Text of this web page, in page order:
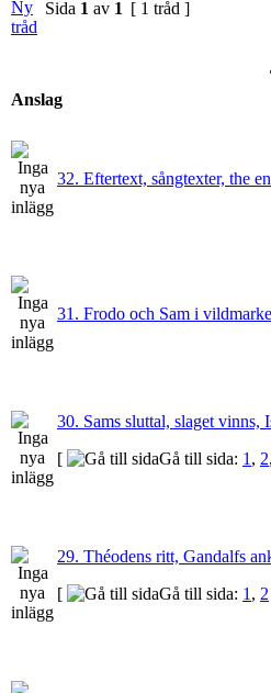
Sida 1 av 1 [ 1 tråd ]
Anslag
32. Eftertext, sångtexter, the
31. Frodo och Sam i
30. Sams sluttal, slaget vinns,
[
Gå till sida: 1 , 2,
29. Théodens ritt, Gandalfs
[
Gå till sida: 1 , 2